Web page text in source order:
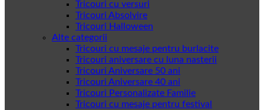
Tricouri cu versuri
Tricouri Absolvire
Tricouri Halloween
Alte categorii
Tricouri cu mesaje pentru burlacite
Tricouri aniversare cu luna nasterii
Tricouri Aniversare 50 ani
Tricouri Aniversare 40 ani
Tricouri Personalizate Familie
Tricouri cu mesaje pentru festival